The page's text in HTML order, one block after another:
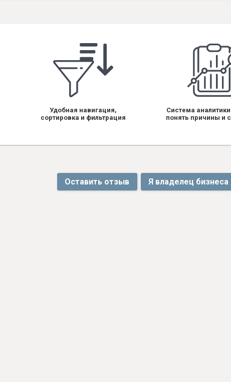
Удобная навигация,
сортировка и фильтрация
Система
понять причины и
Оставить отзыв Я владелец бизнеса